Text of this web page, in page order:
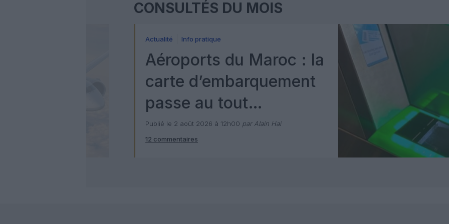
CONSULTÉS DU MOIS
Actualité Info pratique
Aéroports du Maroc : la
carte d’embarquement
passe au tout
numérique avec Pax
Check
Publié le 2 août 2026 à 12h00 par Alain Hai
12 commentaires